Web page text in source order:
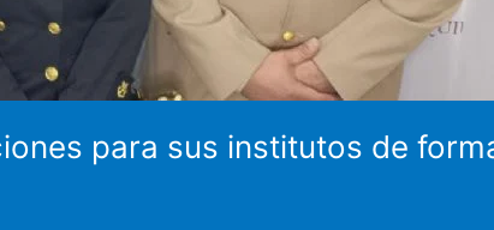
para sus institutos de